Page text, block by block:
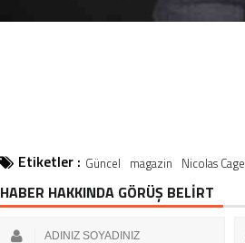
Etiketler : Güncel magazin Nicolas Cage
HABER HAKKINDA GÖRÜŞ BELİRT